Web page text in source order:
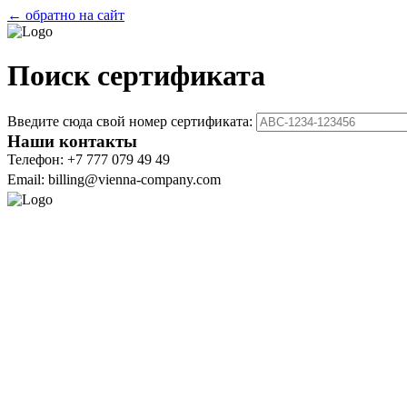
← обратно на сайт
Поиск сертификата
Введите сюда свой номер сертификата:
Наши контакты
Телефон: +7 777 079 49 49
Email: billing@vienna-company.com